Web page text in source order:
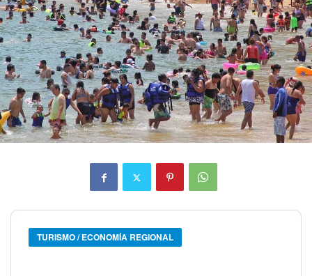
TURISMO / ECONOMÍA REGIONAL